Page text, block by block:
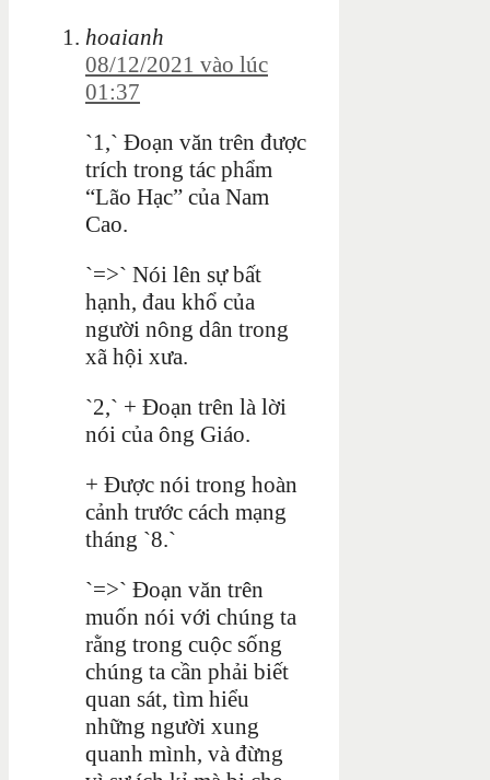
hoaianh
08/12/2021 vào lúc
01:37
`1,` Đoạn văn trên được
trích trong tác phẩm
“Lão Hạc” của Nam
Cao.
`=>` Nói lên sự bất
hạnh, đau khổ của
người nông dân trong
xã hội xưa.
`2,` + Đoạn trên là lời
nói của ông Giáo.
+ Được nói trong hoàn
cảnh trước cách mạng
tháng `8.`
`=>` Đoạn văn trên
muốn nói với chúng ta
rằng trong cuộc sống
chúng ta cần phải biết
quan sát, tìm hiểu
những người xung
quanh mình, và đừng